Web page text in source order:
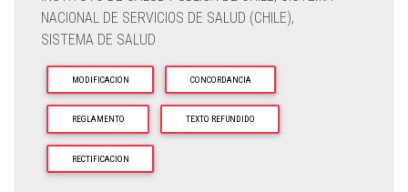
NACIONAL DE SERVICIOS DE SALUD (CHILE),
SISTEMA DE SALUD
MODIFICACION CONCORDANCIA
REGLAMENTO TEXTO REFUNDIDO
RECTIFICACION